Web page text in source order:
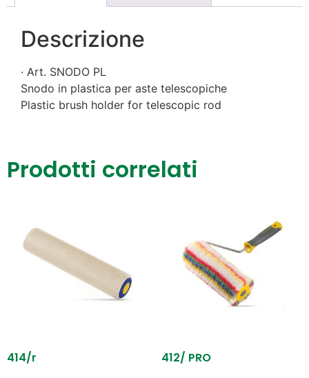
Descrizione
· Art. SNODO PL
Snodo in plastica per aste telescopiche
Plastic brush holder for telescopic rod
Prodotti correlati
414/r
412/ PRO